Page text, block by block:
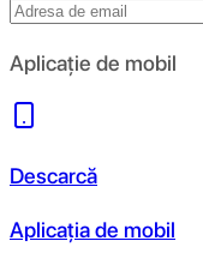
Aplicație de mobil
Descarcă
Aplicația de mobil